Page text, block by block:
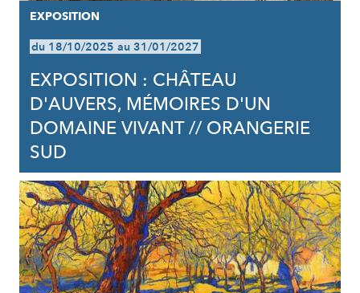
EXPOSITION
du 18/10/2025 au 31/01/2027
EXPOSITION : CHÂTEAU
D'AUVERS, MÉMOIRES D'UN
DOMAINE VIVANT // ORANGERIE
SUD